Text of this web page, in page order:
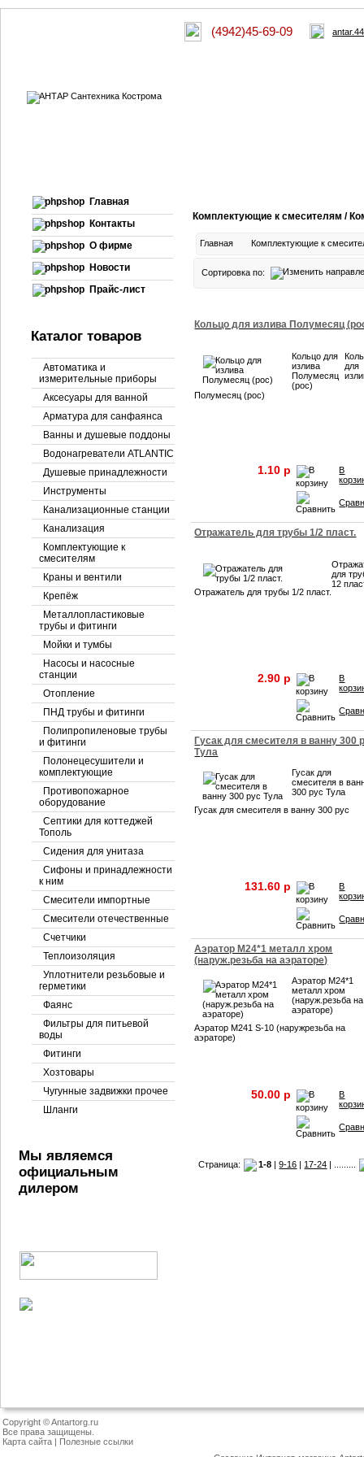
(4942)45-69-09
Главная
Контакты
О фирме
Новости
Прайс-лист
Каталог товаров
Автоматика и
измерительные приборы
Аксесуары для ванной
Арматура для санфаянса
Ванны и душевые поддоны
Водонагреватели ATLANTIC
Душевые принадлежности
Инструменты
Канализационные станции
Канализация
Комплектующие к
смесителям
Краны и вентили
Крепёж
Металлопластиковые
трубы и фитинги
Мойки и тумбы
Насосы и насосные
станции
Отопление
ПНД трубы и фитинги
Полипропиленовые трубы
и фитинги
Полонецесушители и
комплектующие
Противопожарное
оборудование
Септики для коттеджей
Тополь
Сидения для унитаза
Сифоны и принадлежности
к ним
Смесители импортные
Смесители отечественные
Счетчики
Теплоизоляция
Уплотнители резьбовые и
герметики
Фаянс
Фильтры для питьевой
воды
Фитинги
Хозтовары
Чугунные задвижки прочее
Шланги
Мы являемся
официальным
дилером
Комплектующие к смесителям /
Главная Комплектующие к
Сортировка по:
Кольцо для излива Полумесяц
Кольцо для
излива
Полумесяц
(рос)
для
Полумесяц (рос)
1.10 p
В
Отражатель для трубы 1/2 пласт.
Отражатель для трубы 1/2 пласт.
для
12
2.90 p
В
Гусак для смесителя в ванну 300
Тула
Гусак для
смесителя в
300 рус Тула
Гусак для смесителя в ванну 300 рус
131.60 p
В
Аэратор М24*1 металл хром
(наруж.резьба на аэраторе)
Аэратор М24*1
металл хром
(наруж.резьба на
аэраторе)
Аэратор М241 S-10 (наружрезьба на
аэраторе)
50.00 p
В
Страница: 1-8 |9-16 | 17-24 | .........
Copyright © Antartorg.ru
Все права защищены.
Карта сайта | Полезные ссылки